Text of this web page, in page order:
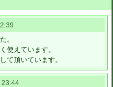
。
使えています。
て頂いています。